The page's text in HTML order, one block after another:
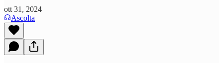
ott 31, 2024
Ascolta